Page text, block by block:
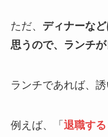
ただ、 ディナーな
思うので、ランチが
ランチであれば、
例えば、「 退職す